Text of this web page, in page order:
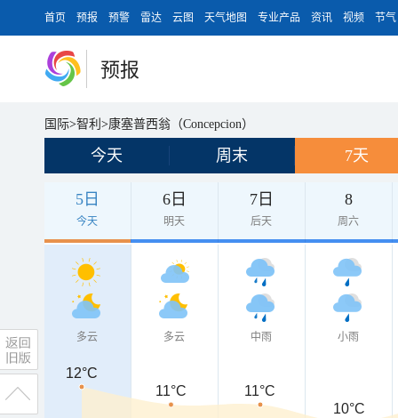
首页 预报 预警 雷达 云图 天气地图 专业产品 资讯 视频 节气
预报
国际>智利 >康塞普西翁（Concepcion）
今天 周末 7天
5日
今天
6日
明天
7日
后天
8
周六
多云 多云 中雨 小雨
12°C
12°C
11°C
11°C
10°C